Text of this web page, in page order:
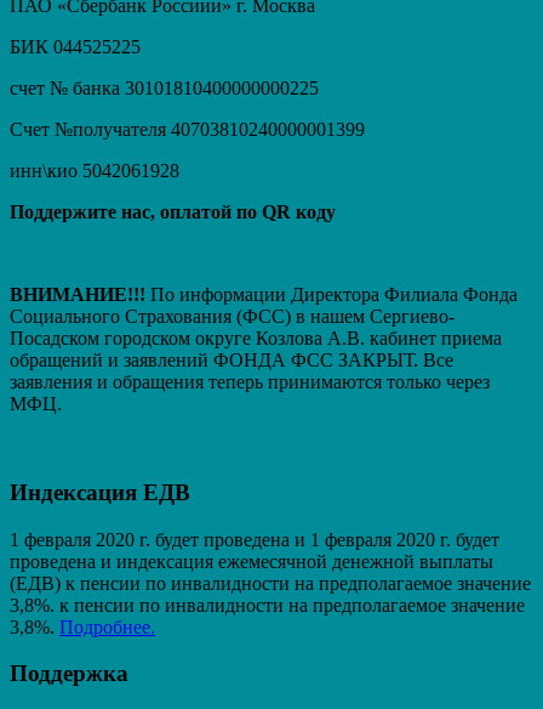
ПАО «Сбербанк Россиии» г. Москва
БИК 044525225
счет № банка 30101810400000000225
Счет №получателя 40703810240000001399
инн\кио 5042061928
Поддержите нас, оплатой по QR коду
ВНИМАНИЕ!!! По информации Директора Филиала Фонда
Социального Страхования (ФСС) в нашем Сергиево-
Посадском городском округе Козлова А.В. кабинет приема
обращений и заявлений ФОНДА ФСС ЗАКРЫТ. Вcе
заявления и обращения теперь принимаются только через
МФЦ.
Индексация ЕДВ
1 февраля 2020 г. будет проведена и 1 февраля 2020 г. будет
проведена и индексация ежемесячной денежной выплаты
(ЕДВ) к пенсии по инвалидности на предполагаемое значение
3,8%. к пенсии по инвалидности на предполагаемое значение
3,8%. Подробнее.
Поддержка